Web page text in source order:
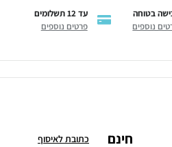
בטוחה
נוספים
עד 12 תשלומים
פרטים נוספים
חינם כתובת לאיסוף